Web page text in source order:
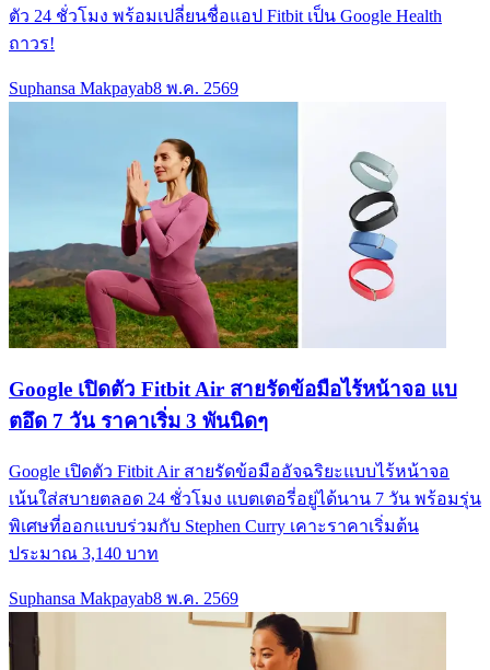
ตัว 24 ชั่วโมง พร้อมเปลี่ยนชื่อแอป Fitbit เป็น Google Health
ถาวร!
Suphansa Makpayab8 พ.ค. 2569
Google เปิดตัว Fitbit Air สายรัดข้อมือไร้หน้าจอ แบ
ตอึด 7 วัน ราคาเริ่ม 3 พันนิดๆ
Google เปิดตัว Fitbit Air สายรัดข้อมืออัจฉริยะแบบไร้หน้าจอ
เน้นใส่สบายตลอด 24 ชั่วโมง แบตเตอรี่อยู่ได้นาน 7 วัน พร้อมรุ่น
พิเศษที่ออกแบบร่วมกับ Stephen Curry เคาะราคาเริ่มต้น
ประมาณ 3,140 บาท
Suphansa Makpayab8 พ.ค. 2569